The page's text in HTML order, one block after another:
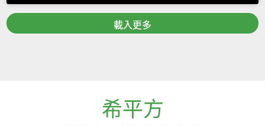
載入更多
希平方